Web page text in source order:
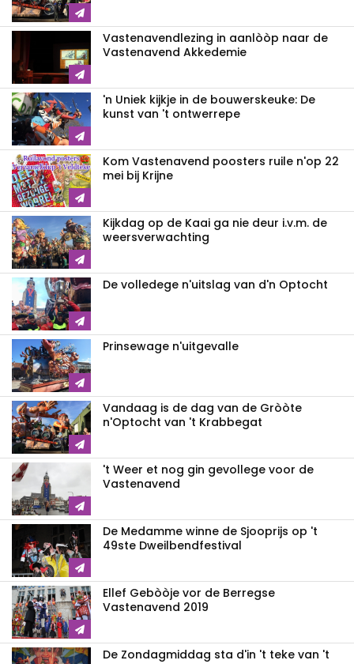
Vastenavendlezing in aanlòòp naar de
Vastenavend Akkedemie
'n Uniek kijkje in de bouwerskeuke: De
kunst van 't ontwerrepe
Kom Vastenavend poosters ruile n'op 22
mei bij Krijne
Kijkdag op de Kaai ga nie deur i.v.m. de
weersverwachting
De volledege n'uitslag van d'n Optocht
Prinsewage n'uitgevalle
Vandaag is de dag van de Gròòte
n'Optocht van 't Krabbegat
't Weer et nog gin gevollege voor de
Vastenavend
De Medamme winne de Sjooprijs op 't
49ste Dweilbendfestival
Ellef Gebòòje vor de Berregse
Vastenavend 2019
De Zondagmiddag sta d'in 't teke van 't